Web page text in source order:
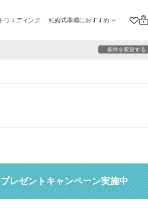
ウエディング 結婚式準備におすすめ
クリロ
条件を変更する
レゼントキャンペーン実施中